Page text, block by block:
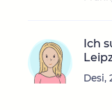
Ich
Desi,